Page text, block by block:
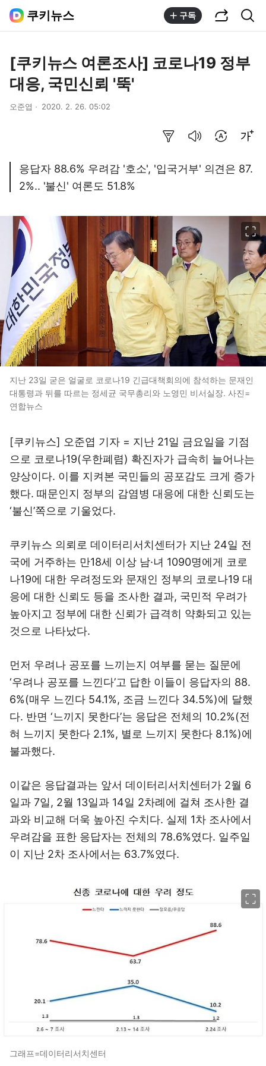
쿠키뉴스 구독
[쿠키뉴스 여론조사] 코로나19 정부
대응, 국민신뢰 '뚝'
오준엽 2020. 2. 26. 05:02
응답자 88.6% 우려감 '호소', '입국거부' 의견은 87.
2%.. '불신' 여론도 51.8%
지난 23일 굳은 얼굴로 코로나19 긴급대책회의에 참석하는 문재인
대통령과 뒤를 따르는 정세균 국무총리와 노영민 비서실장. 사진=
연합뉴스
[쿠키뉴스] 오준엽 기자 = 지난 21일 금요일을 기점
으로 코로나19(우한폐렴) 확진자가 급속히 늘어나는
양상이다. 이를 지켜본 국민들의 공포감도 크게 증가
했다. 때문인지 정부의 감염병 대응에 대한 신뢰도는
‘불신’쪽으로 기울었다.
쿠키뉴스 의뢰로 데이터리서치센터가 지난 24일 전
국에 거주하는 만18세 이상 남·녀 1090명에게 코로
나19에 대한 우려정도와 문재인 정부의 코로나19 대
응에 대한 신뢰도 등을 조사한 결과, 국민적 우려가
높아지고 정부에 대한 신뢰가 급격히 약화되고 있는
것으로 나타났다.
먼저 우려나 공포를 느끼는지 여부를 묻는 질문에
‘우려나 공포를 느낀다’고 답한 이들이 응답자의 88.
6%(매우 느낀다 54.1%, 조금 느낀다 34.5%)에 달했
다. 반면 ‘느끼지 못한다’는 응답은 전체의 10.2%(전
혀 느끼지 못한다 2.1%, 별로 느끼지 못한다 8.1%)에
불과했다.
이같은 응답결과는 앞서 데이터리서치센터가 2월 6
일과 7일, 2월 13일과 14일 2차례에 걸쳐 조사한 결
과와 비교해 더욱 높아진 수치다. 실제 1차 조사에서
우려감을 표한 응답자는 전체의 78.6%였다. 일주일
이 지난 2차 조사에서는 63.7%였다.
그래프=데이터리서치센터